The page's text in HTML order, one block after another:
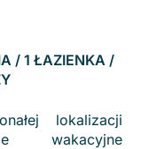
/ 1 ŁAZIENKA /
lokalizacji
wakacyjne